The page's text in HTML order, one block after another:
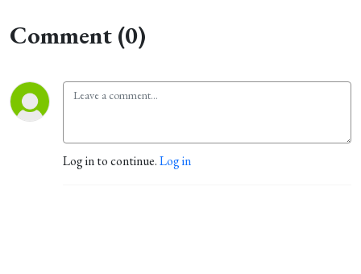
Comment (0)
Log in to continue.Log in